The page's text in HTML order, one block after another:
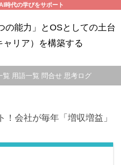
時代の学びをサポート
の能力」とOSとしての土台
ャリア）を構築する
覧 用語一覧 問合せ 思考ログ
会社が毎年「増収増益」